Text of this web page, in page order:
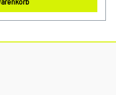
Leistung. Halten Sie Ihren